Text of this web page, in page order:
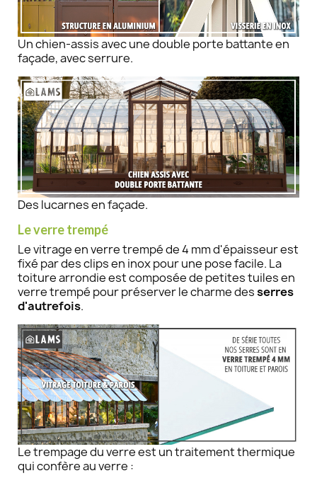
Un chien-assis avec une double porte battante en
façade, avec serrure.
Des lucarnes en façade.
Le verre trempé​
Le vitrage en verre trempé de 4 mm d'épaisseur est
fixé par des clips en inox pour une pose facile. La
toiture arrondie est composée de petites tuiles en
verre trempé pour préserver le charme desserres
d'autrefois.
Le trempage du verre est un traitement thermique
qui confère au verre :